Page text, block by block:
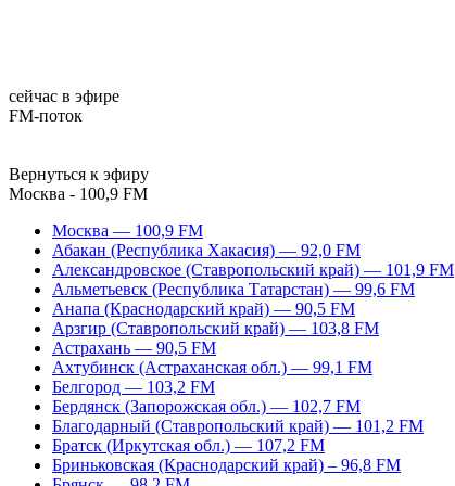
сейчас в эфире
FM-поток
Вернуться к эфиру
Москва - 100,9 FM
Москва — 100,9 FM
Абакан (Республика Хакасия) — 92,0 FM
Александровское (Ставропольский край) — 101,9 FM
Альметьевск (Республика Татарстан) — 99,6 FM
Анапа (Краснодарский край) — 90,5 FM
Арзгир (Ставропольский край) — 103,8 FM
Астрахань — 90,5 FM
Ахтубинск (Астраханская обл.) — 99,1 FM
Белгород — 103,2 FM
Бердянск (Запорожская обл.) — 102,7 FM
Благодарный (Ставропольский край) — 101,2 FM
Братск (Иркутская обл.) — 107,2 FM
Бриньковская (Краснодарский край) – 96,8 FM